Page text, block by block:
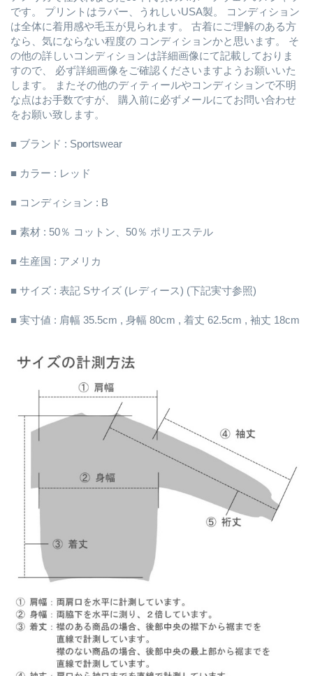
です。 プリントはラバー、うれしいUSA製。 コンディション
は全体に着用感や毛玉が見られます。 古着にご理解のある方
なら、気にならない程度の コンディションかと思います。 そ
の他の詳しいコンディションは詳細画像にて記載しておりま
すので、 必ず詳細画像をご確認くださいますようお願いいた
します。 またその他のディティールやコンディションで不明
な点はお手数ですが、 購入前に必ずメールにてお問い合わせ
をお願い致します。
■ ブランド : Sportswear
■ カラー : レッド
■ コンディション : B
■ 素材 : 50％ コットン、50％ ポリエステル
■ 生産国 : アメリカ
■ サイズ : 表記 Sサイズ (レディース) (下記実寸参照)
■ 実寸値 : 肩幅 35.5cm , 身幅 80cm , 着丈 62.5cm , 袖丈 18cm